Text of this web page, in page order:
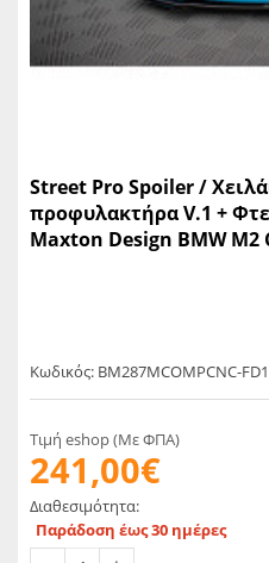
Street Pro Spoiler /
προφυλακτήρα V.1 +
Maxton Design BMW M2
Κωδικός: BM287MCOMPCNC-
Τιμή eshop (Με ΦΠΑ)
241,00€
Διαθεσιμότητα:
Παράδοση έως 30 ημέρες